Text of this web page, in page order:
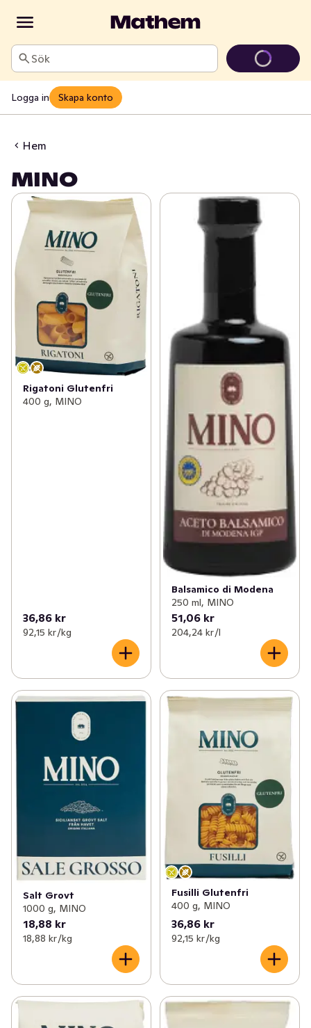
Sök
Logga in Skapa konto
Hem
MINO
Rigatoni Glutenfri
400 g, MINO
36,86 kr
92,15 kr /kg
Balsamico di Modena
250 ml, MINO
51,06 kr
204,24 kr /l
Salt Grovt
1000 g, MINO
18,88 kr
18,88 kr /kg
Fusilli Glutenfri
400 g, MINO
36,86 kr
92,15 kr /kg